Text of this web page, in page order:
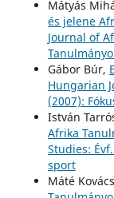
Mátyás
és jelene
Journal of
Gábor Búr,
Hungarian
(2007):
István
Afrika
Studies:
sport
Máté